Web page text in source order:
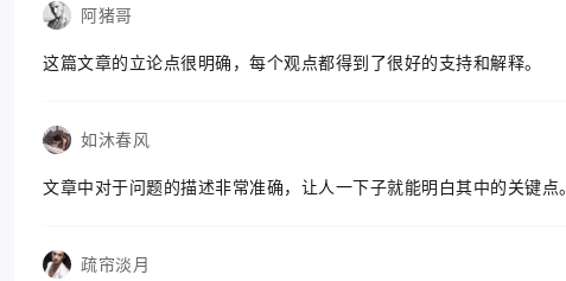
阿猪哥
这篇文章的立论点很明确，每个观点都得到了很好的支持和解释。
如沐春风
文章中对于问题的描述非常准确，让人一下子就能明白其中的关键点。
疏帘淡月